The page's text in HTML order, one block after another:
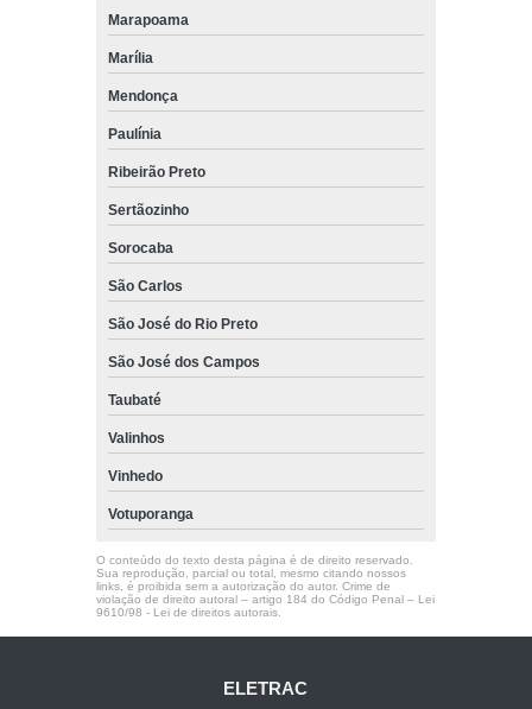
Marapoama
Marília
Mendonça
Paulínia
Ribeirão Preto
Sertãozinho
Sorocaba
São Carlos
São José do Rio Preto
São José dos Campos
Taubaté
Valinhos
Vinhedo
Votuporanga
O conteúdo do texto desta página é de direito reservado.
Sua reprodução, parcial ou total, mesmo citando nossos
links, é proibida sem a autorização do autor. Crime de
violação de direito autoral – artigo 184 do Código Penal – Lei
9610/98 - Lei de direitos autorais.
ELETRAC